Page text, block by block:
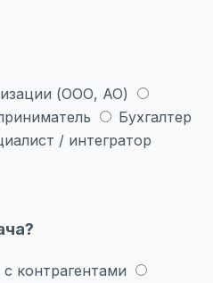
(ООО, АО)
Бухгалтер
/ интегратор
контрагентами